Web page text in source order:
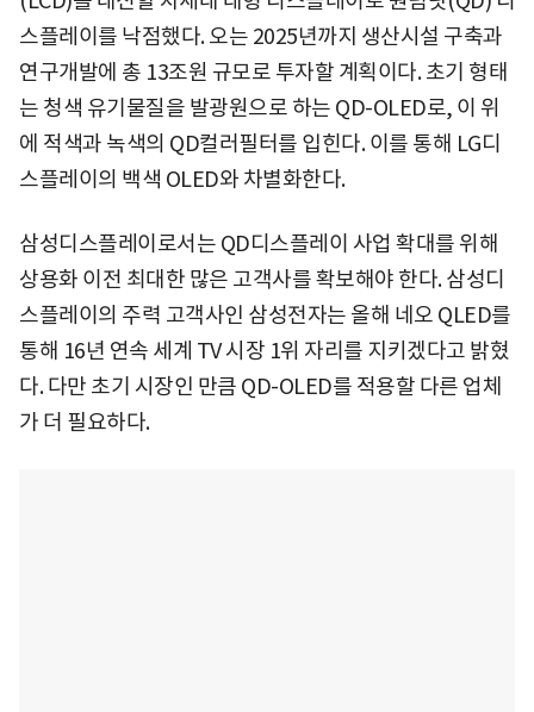
스플레이를 낙점했다. 오는 2025년까지 생산시설 구축과
연구개발에 총 13조원 규모로 투자할 계획이다. 초기 형태
는 청색 유기물질을 발광원으로 하는 QD-OLED로, 이 위
에 적색과 녹색의 QD컬러필터를 입힌다. 이를 통해 LG디
스플레이의 백색 OLED와 차별화한다.
삼성디스플레이로서는 QD디스플레이 사업 확대를 위해
상용화 이전 최대한 많은 고객사를 확보해야 한다. 삼성디
스플레이의 주력 고객사인 삼성전자는 올해 네오 QLED를
통해 16년 연속 세계 TV 시장 1위 자리를 지키겠다고 밝혔
다. 다만 초기 시장인 만큼 QD-OLED를 적용할 다른 업체
가 더 필요하다.